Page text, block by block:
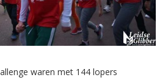
waren met 144 lopers